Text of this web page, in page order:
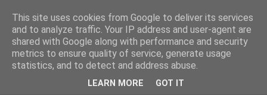
THURSDAYSCOOKING
petak, 24. prosinca 2021.
Jubilarni godišnji
This site uses cookies from Google to deliver its services
and to analyze traffic. Your IP address and user-agent are
shared with Google along with performance and security
metrics to ensure quality of service, generate usage
statistics, and to detect and address abuse.
LEARN MORE GOT IT